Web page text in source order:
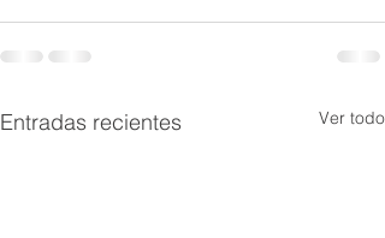
Entradas recientes Ver todo